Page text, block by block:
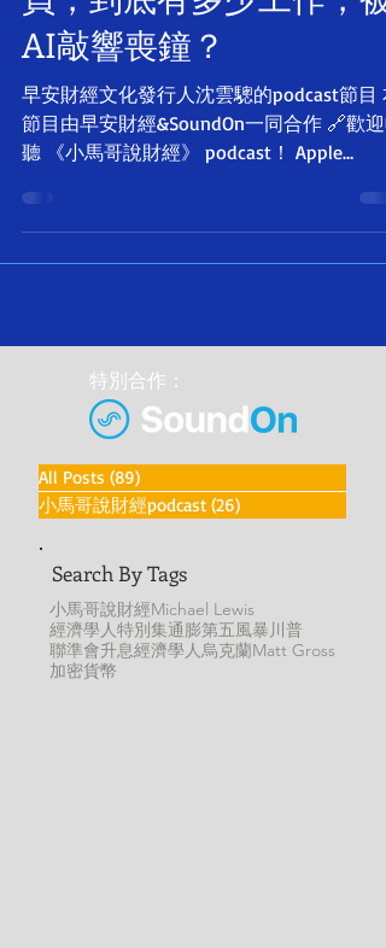
AI敲響喪鐘？
早安財經文化發行人沈雲驄的podcast節目
節目由早安財經&SoundOn一同合作 🔗歡迎
聽 《小馬哥說財經》 podcast！ Apple
KKBOX [贊助連結] ✦感謝你贊助好內容，請
馬哥吃顆喉糖吧✦...
特別合作：
All Posts (89)
小馬哥說財經podcast (26)
Search By Tags
小馬哥說財經Michael Lewis
經濟學人特別集通膨第五風暴 川普
聯準會升息經濟學人 烏克蘭Matt Gross
加密貨幣